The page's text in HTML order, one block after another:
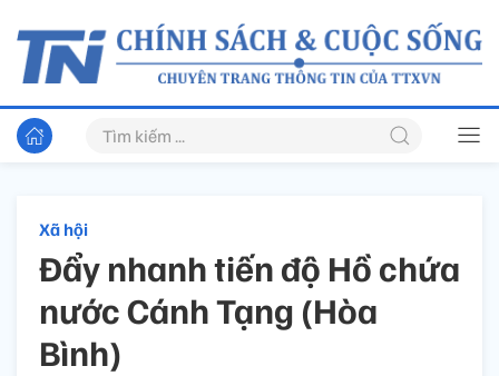
Xã hội
Đẩy nhanh tiến độ Hồ chứa
nước Cánh Tạng (Hòa
Bình)